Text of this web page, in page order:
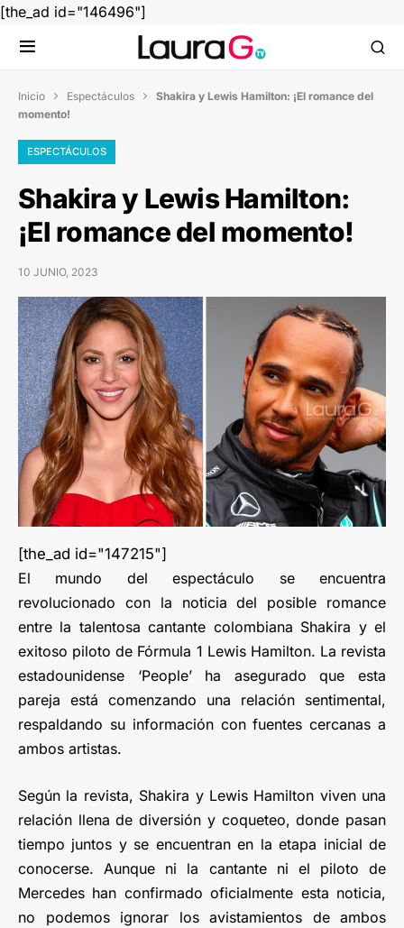
[the_ad id="146496"]
Inicio  Espectáculos  Shakira y Lewis Hamilton: ¡El romance del
momento!
ESPECTÁCULOS
Shakira y Lewis Hamilton:
¡El romance del momento!
10 JUNIO, 2023
[the_ad id="147215"]
El mundo del espectáculo se encuentra
revolucionado con la noticia del posible romance
entre la talentosa cantante colombiana Shakira y el
exitoso piloto de Fórmula 1 Lewis Hamilton. La revista
estadounidense ‘People’ ha asegurado que esta
pareja está comenzando una relación sentimental,
respaldando su información con fuentes cercanas a
ambos artistas.
Según la revista, Shakira y Lewis Hamilton viven una
relación llena de diversión y coqueteo, donde pasan
tiempo juntos y se encuentran en la etapa inicial de
conocerse. Aunque ni la cantante ni el piloto de
Mercedes han confirmado oficialmente esta noticia,
no podemos ignorar los avistamientos de ambos